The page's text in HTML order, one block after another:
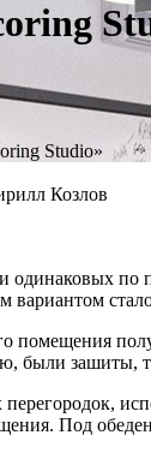
Studio»
Козлов
одинаковых
помещения
зашиты,
Под